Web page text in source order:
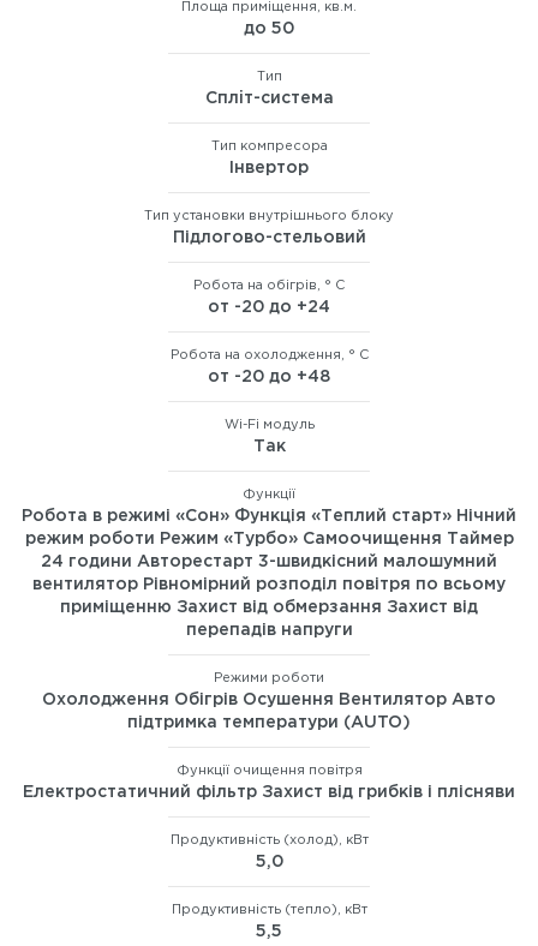
Площа приміщення, кв.м.
до 50
Тип
Сплiт-система
Тип компресора
Інвертор
Тип установки внутрішнього блоку
Підлогово-стельовий
Робота на обігрів, ° C
от -20 до +24
Робота на охолодження, ° C
от -20 до +48
Wi-Fi модуль
Так
Функції
Робота в режимі «Сон» Функція «Теплий старт» Нічний
режим роботи Режим «Турбо» Самоочищення Таймер
24 години Авторестарт 3-швидкісний малошумний
вентилятор Рівномірний розподіл повітря по всьому
приміщенню Захист від обмерзання Захист від
перепадів напруги
Режими роботи
Охолодження Обігрів Осушення Вентилятор Авто
підтримка температури (AUTO)
Функції очищення повітря
Електростатичний фільтр Захист від грибків і плісняви
Продуктивність (холод), кВт
5,0
Продуктивність (тепло), кВт
5,5